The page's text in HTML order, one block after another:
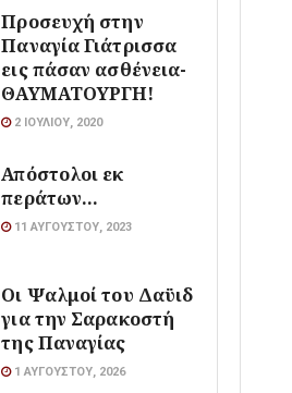
Προσευχή στην
Παναγία Γιάτρισσα
εις πάσαν ασθένεια-
ΘΑΥΜΑΤΟΥΡΓΗ!
2 ΙΟΥΛΊΟΥ, 2020
Απόστολοι εκ
περάτων…
11 ΑΥΓΟΎΣΤΟΥ, 2023
Οι Ψαλμοί του Δαϋιδ
για την Σαρακοστή
της Παναγίας
1 ΑΥΓΟΎΣΤΟΥ, 2026